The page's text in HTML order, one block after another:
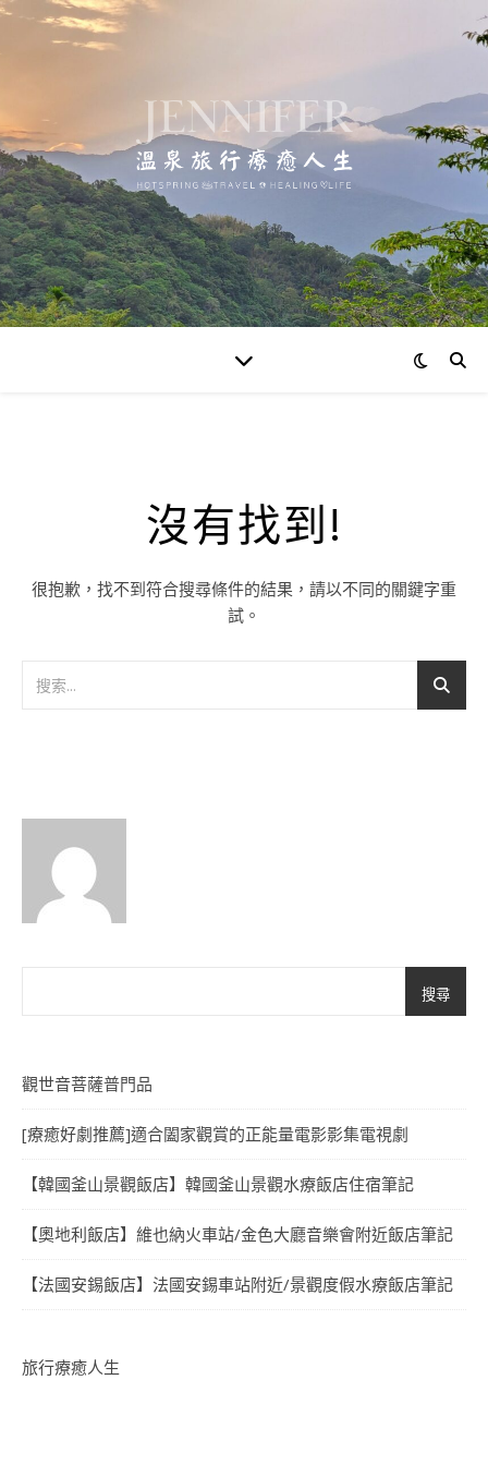
沒有找到!
很抱歉，找不到符合搜尋條件的結果，請以不同的關鍵字重
試。
搜尋
觀世音菩薩普門品
[療癒好劇推薦]適合闔家觀賞的正能量電影影集電視劇
【韓國釜山景觀飯店】韓國釜山景觀水療飯店住宿筆記
【奧地利飯店】維也納火車站/金色大廳音樂會附近飯店筆記
【法國安錫飯店】法國安錫車站附近/景觀度假水療飯店筆記
旅行療癒人生